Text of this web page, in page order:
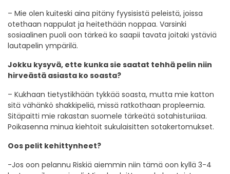
– Mie olen kuiteski aina pitäny fyysisistä peleistä, joissa
otethaan nappulat ja heitethään noppaa. Varsinki
sosiaalinen puoli oon tärkeä ko saapii tavata joitaki ystäviä
lautapelin ympärilä.
Jokku kysyvä, ette kunka sie saatat tehhä pelin niin
hirveästä asiasta ko soasta?
– Kukhaan tietystikhään tykkää soasta, mutta mie katton
sitä vähänkö shakkipeliä, missä ratkothaan propleemia.
Sitäpaitti mie rakastan suomele tärkeätä sotahisturiiaa.
Poikasenna minua kiehtoit sukulaisitten sotakertomukset.
Oos pelit kehittynheet?
-Jos oon pelannu Riskiä aiemmin niin tämä oon kyllä 3-4